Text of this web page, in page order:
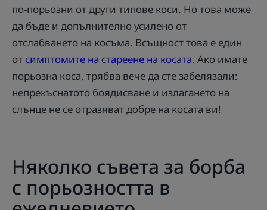
по-порьозни от други типове коси. Но това може
да бъде и допълнително усилено от
отслабването на косъма. Всъщност това е един
от симптомите на стареене на косата. Ако имате
порьозна коса, трябва вече да сте забелязали:
непрекъснатото боядисване и излагането на
слънце не се отразяват добре на косата ви!
Няколко съвета за борба
с порьозността в